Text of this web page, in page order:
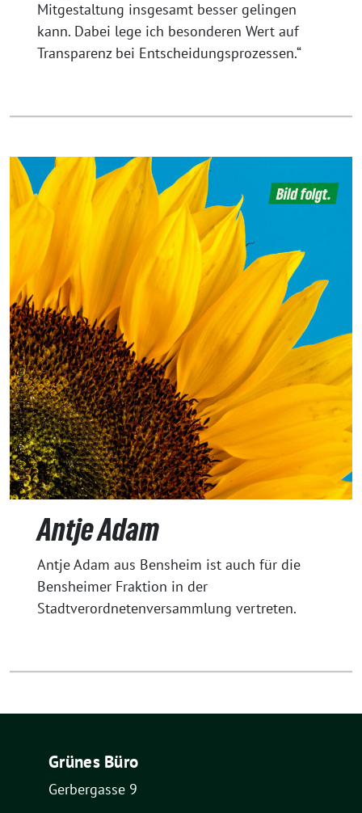
Mitgestaltung insgesamt besser gelingen
kann. Dabei lege ich besonderen Wert auf
Transparenz bei Entscheidungsprozessen.“
Antje Adam
Antje Adam aus Bensheim ist auch für die
Bensheimer Fraktion in der
Stadtverordnetenversammlung vertreten.
Grünes Büro
Gerbergasse 9